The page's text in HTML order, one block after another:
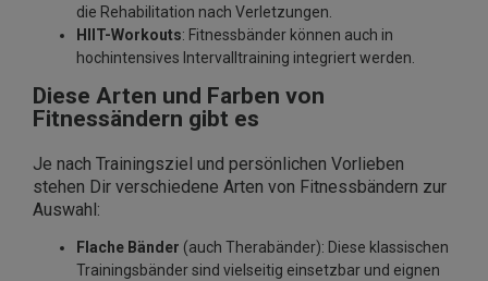
die Rehabilitation nach Verletzungen.
HIIT-Workouts: Fitnessbänder können auch in
hochintensives Intervalltraining integriert werden.
Diese Arten und Farben von
Fitnessändern gibt es
Je nach Trainingsziel und persönlichen Vorlieben
stehen Dir verschiedene Arten von Fitnessbändern zur
Auswahl:
Flache Bänder (auch Therabänder): Diese klassischen
Trainingsbänder sind vielseitig einsetzbar und eignen